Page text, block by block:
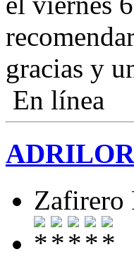
gracias y
En línea
Zafirero